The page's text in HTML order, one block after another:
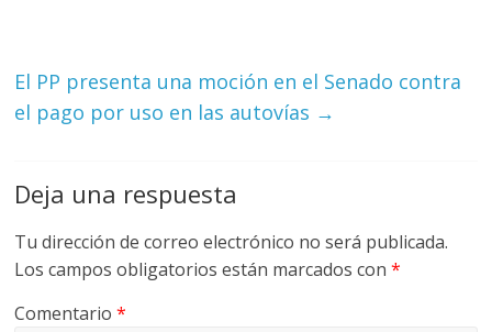
M
A
I
A
–
R
El PP presenta una moción en el Senado contra
el pago por uso en las autovías →
Deja una respuesta
Tu dirección de correo electrónico no será publicada.
Los campos obligatorios están marcados con*
Comentario*